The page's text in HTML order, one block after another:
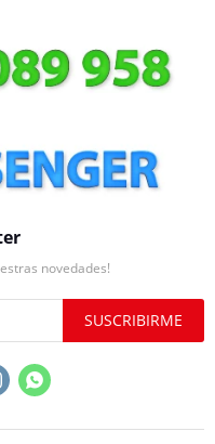
novedades!
SUSCRIBIRME
